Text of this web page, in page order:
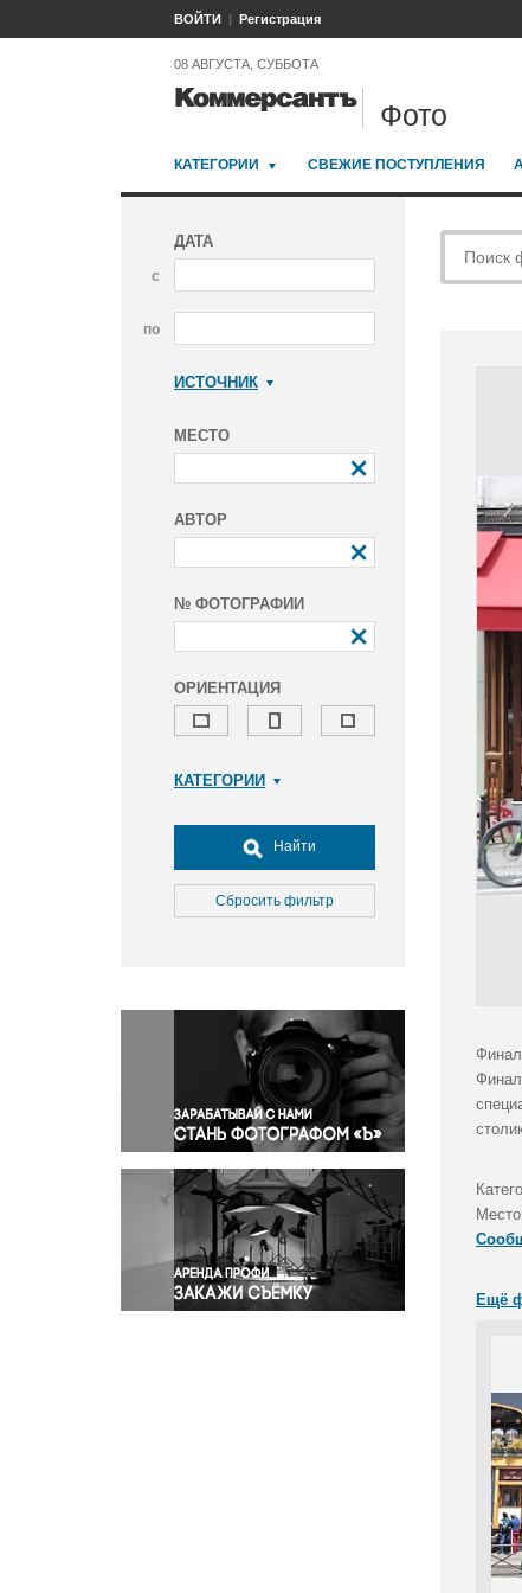
ВОЙТИ Регистрация
08 АВГУСТА, СУББОТА
Фото
КАТЕГОРИИ СВЕЖИЕ ПОСТУПЛЕНИЯ
ДАТА
с
по
ИСТОЧНИК
МЕСТО
АВТОР
№ ФОТОГРАФИИ
ОРИЕНТАЦИЯ
КАТЕГОРИИ
Досуг, туризм и отдых
Культура
Медицина
Окружающая среда
Политика
Правосудие
Происшествия и конфликты
Религия
Светская жизнь
Спорт
Экология
Экономика и бизнес
Найти
Сбросить фильтр
Ещё